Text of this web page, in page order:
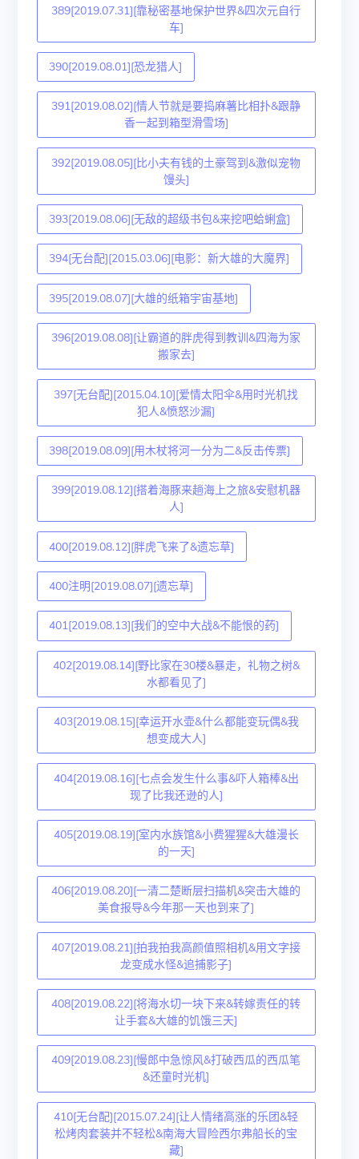
389[2019.07.31][靠秘密基地保护世界&四次元自行
车]
390[2019.08.01][恐龙猎人]
391[2019.08.02][情人节就是要捣麻薯比相扑&跟静
香一起到箱型滑雪场]
392[2019.08.05][比小夫有钱的土豪驾到&激似宠物
馒头]
393[2019.08.06][无敌的超级书包&来挖吧蛤蜊盒]
394[无台配][2015.03.06][电影：新大雄的大魔界]
395[2019.08.07][大雄的纸箱宇宙基地]
396[2019.08.08][让霸道的胖虎得到教训&四海为家
搬家去]
397[无台配][2015.04.10][爱情太阳伞&用时光机找
犯人&愤怒沙漏]
398[2019.08.09][用木杖将河一分为二&反击传票]
399[2019.08.12][搭着海豚来趟海上之旅&安慰机器
人]
400[2019.08.12][胖虎飞来了&遗忘草]
400注明[2019.08.07][遗忘草]
401[2019.08.13][我们的空中大战&不能恨的药]
402[2019.08.14][野比家在30楼&暴走，礼物之树&
水都看见了]
403[2019.08.15][幸运开水壶&什么都能变玩偶&我
想变成大人]
404[2019.08.16][七点会发生什么事&吓人箱棒&出
现了比我还逊的人]
405[2019.08.19][室内水族馆&小费猩猩&大雄漫长
的一天]
406[2019.08.20][一清二楚断层扫描机&突击大雄的
美食报导&今年那一天也到来了]
407[2019.08.21][拍我拍我高颜值照相机&用文字接
龙变成水怪&追捕影子]
408[2019.08.22][将海水切一块下来&转嫁责任的转
让手套&大雄的饥饿三天]
409[2019.08.23][慢郎中急惊风&打破西瓜的西瓜笔
&还童时光机]
410[无台配][2015.07.24][让人情绪高涨的乐团&轻
松烤肉套装并不轻松&南海大冒险西尔弗船长的宝
藏]